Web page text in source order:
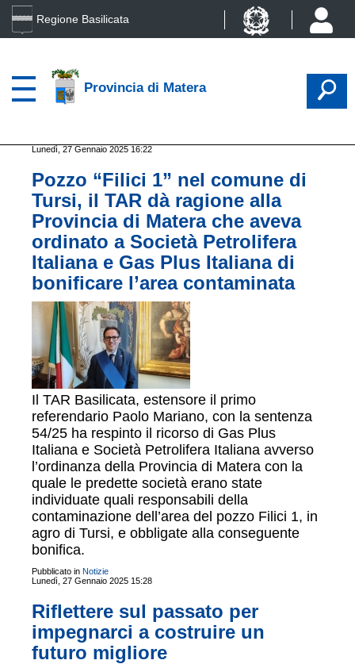
Regione Basilicata
Provincia di Matera
Lunedì, 27 Gennaio 2025 16:22
Pozzo “Filici 1” nel comune di
Tursi, il TAR dà ragione alla
Provincia di Matera che aveva
ordinato a Società Petrolifera
Italiana e Gas Plus Italiana di
bonificare l’area contaminata
Il TAR Basilicata, estensore il primo
referendario Paolo Mariano, con la sentenza
54/25 ha respinto il ricorso di Gas Plus
Italiana e Società Petrolifera Italiana avverso
l’ordinanza della Provincia di Matera con la
quale le predette società erano state
individuate quali responsabili della
contaminazione dell’area del pozzo Filici 1, in
agro di Tursi, e obbligate alla conseguente
bonifica.
Pubblicato in Notizie
Lunedì, 27 Gennaio 2025 15:28
Riflettere sul passato per
impegnarci a costruire un
futuro migliore